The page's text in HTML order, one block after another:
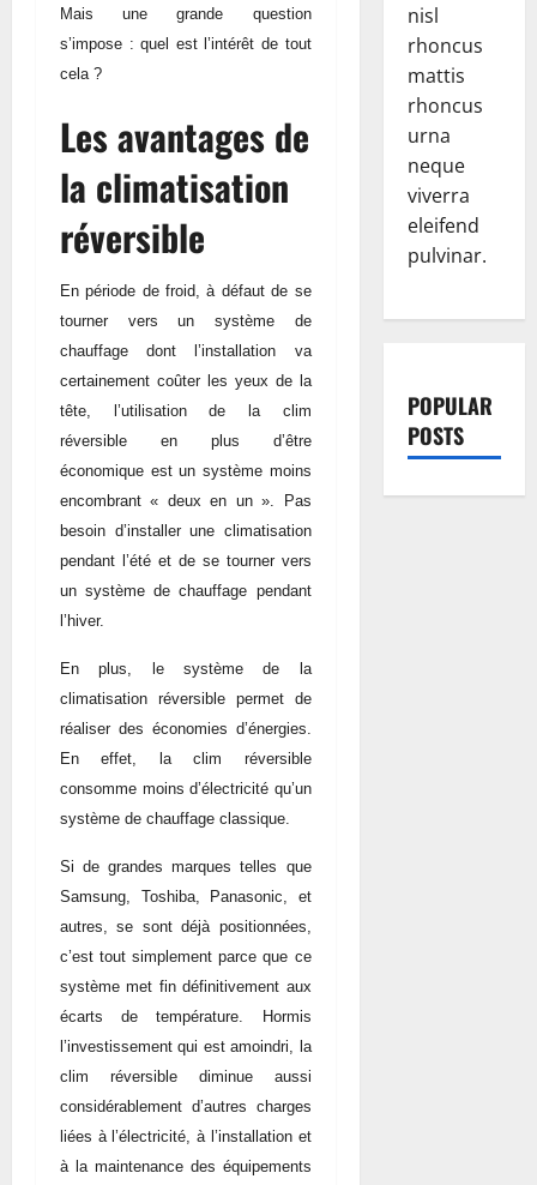
Mais une grande question
s’impose : quel est l’intérêt de tout
cela ?
Les avantages de
la climatisation
réversible
En période de froid, à défaut de se
tourner vers un système de
chauffage dont l’installation va
certainement coûter les yeux de la
tête, l’utilisation de la clim
réversible en plus d’être
économique est un système moins
encombrant « deux en un ». Pas
besoin d’installer une climatisation
pendant l’été et de se tourner vers
un système de chauffage pendant
l’hiver.
En plus, le système de la
climatisation réversible permet de
réaliser des économies d’énergies.
En effet, la clim réversible
consomme moins d’électricité qu’un
système de chauffage classique.
Si de grandes marques telles que
Samsung, Toshiba, Panasonic, et
autres, se sont déjà positionnées,
c’est tout simplement parce que ce
système met fin définitivement aux
écarts de température. Hormis
l’investissement qui est amoindri, la
clim réversible diminue aussi
considérablement d’autres charges
liées à l’électricité, à l’installation et
à la maintenance des équipements
nisl
rhoncus
mattis
rhoncus
urna
neque
viverra
eleifend
pulvinar.
POPULAR
POSTS